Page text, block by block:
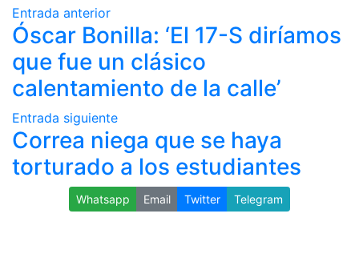
Entrada anterior
Óscar Bonilla: ‘El 17-S diríamos
que fue un clásico
calentamiento de la calle’
Entrada siguiente
Correa niega que se haya
torturado a los estudiantes
Whatsapp Email Twitter Telegram